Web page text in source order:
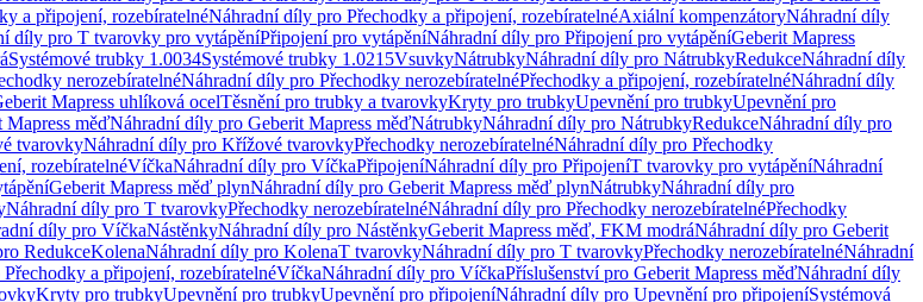
a připojení, rozebíratelnéNáhradní díly pro Přechodky a připojení, rozebíratelnéAxiální kompenzátoryNáhradní díly
díly pro T tvarovky pro vytápěníPřipojení pro vytápěníNáhradní díly pro Připojení pro vytápěníGeberit Mapress
Systémové trubky 1.0034Systémové trubky 1.0215VsuvkyNátrubkyNáhradní díly pro NátrubkyRedukceNáhradní díly
nerozebíratelnéNáhradní díly pro Přechodky nerozebíratelnéPřechodky a připojení, rozebíratelnéNáhradní díly
Mapress uhlíková ocelTěsnění pro trubky a tvarovkyKryty pro trubkyUpevnění pro trubkyUpevnění pro
Mapress měďNáhradní díly pro Geberit Mapress měďNátrubkyNáhradní díly pro NátrubkyRedukceNáhradní díly pro
tvarovkyNáhradní díly pro Křížové tvarovkyPřechodky nerozebíratelnéNáhradní díly pro Přechodky
rozebíratelnéVíčkaNáhradní díly pro VíčkaPřipojeníNáhradní díly pro PřipojeníT tvarovky pro vytápěníNáhradní
Geberit Mapress měď plynNáhradní díly pro Geberit Mapress měď plynNátrubkyNáhradní díly pro
Náhradní díly pro T tvarovkyPřechodky nerozebíratelnéNáhradní díly pro Přechodky nerozebíratelnéPřechodky
díly pro VíčkaNástěnkyNáhradní díly pro NástěnkyGeberit Mapress měď, FKM modráNáhradní díly pro Geberit
RedukceKolenaNáhradní díly pro KolenaT tvarovkyNáhradní díly pro T tvarovkyPřechodky nerozebíratelnéNáhradní
a připojení, rozebíratelnéVíčkaNáhradní díly pro VíčkaPříslušenství pro Geberit Mapress měďNáhradní díly
Kryty pro trubkyUpevnění pro trubkyUpevnění pro připojeníNáhradní díly pro Upevnění pro připojeníSystémová